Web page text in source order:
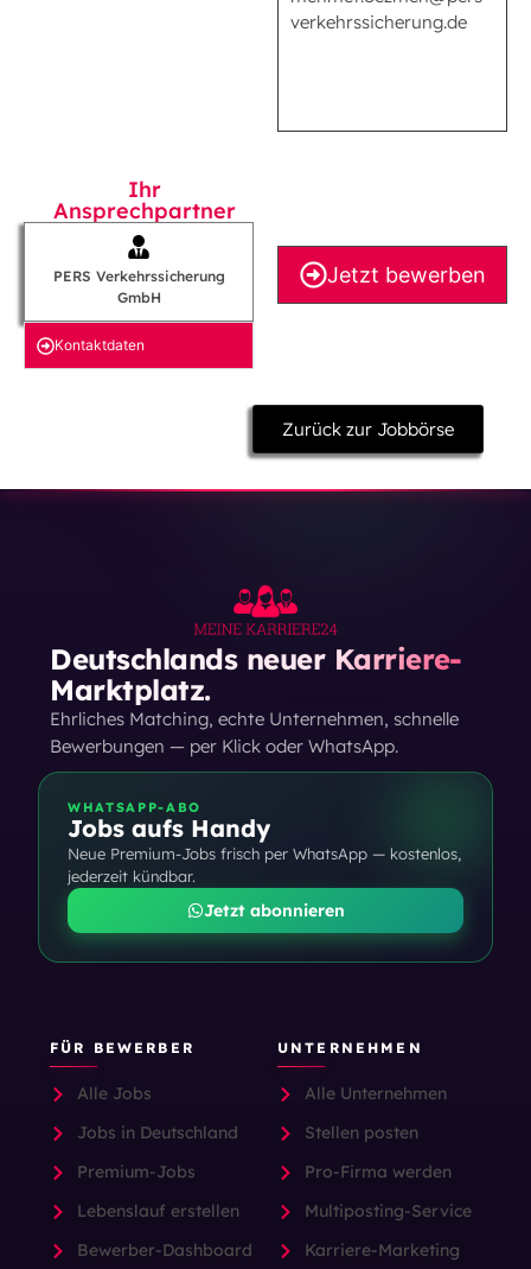
verkehrssicherung.de
Ihr
Ansprechpartner
PERS Verkehrssicherung
GmbH
Kontakt­daten
Jetzt bewerben
Zurück zur Jobbörse
Deutschlands neuer Karriere-
Marktplatz.
Ehrliches Matching, echte Unternehmen, schnelle
Bewerbungen — per Klick oder WhatsApp.
WHATSAPP-ABO
Jobs aufs Handy
Neue Premium-Jobs frisch per WhatsApp — kostenlos,
jederzeit kündbar.
Jetzt abonnieren
FÜR BEWERBER
Alle Jobs
Jobs in Deutschland
Premium-Jobs
Lebenslauf erstellen
Bewerber-Dashboard
UNTERNEHMEN
Alle Unternehmen
Stellen posten
Pro-Firma werden
Multiposting-Service
Karriere-Marketing